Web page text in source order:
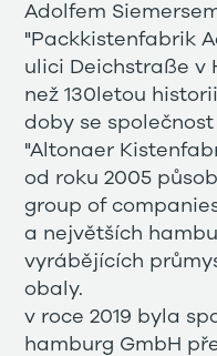
Adolfem
"Packkistenfabrik
ulici Deichstraße v
než 130letou
doby se
"Altonaer
od roku 2005
group of
a největších
vyrábějících
obaly.
v roce 2019 byla
hamburg GmbH